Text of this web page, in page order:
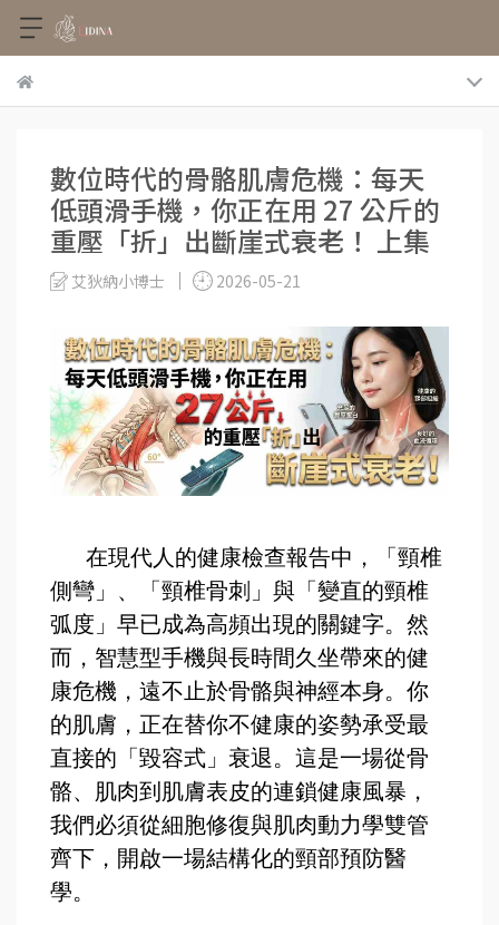
數位時代的骨骼肌膚危機：每天
低頭滑手機，你正在用 27 公斤的
重壓「折」出斷崖式衰老！ 上集
艾狄納小博士 2026-05-21
在現代人的健康檢查報告中，「頸椎
側彎」、「頸椎骨刺」與「變直的頸椎
弧度」早已成為高頻出現的關鍵字。然
而，智慧型手機與長時間久坐帶來的健
康危機，遠不止於骨骼與神經本身。你
的肌膚，正在替你不健康的姿勢承受最
直接的「毀容式」衰退。這是一場從骨
骼、肌肉到肌膚表皮的連鎖健康風暴，
我們必須從細胞修復與肌肉動力學雙管
齊下，開啟一場結構化的頸部預防醫
學。